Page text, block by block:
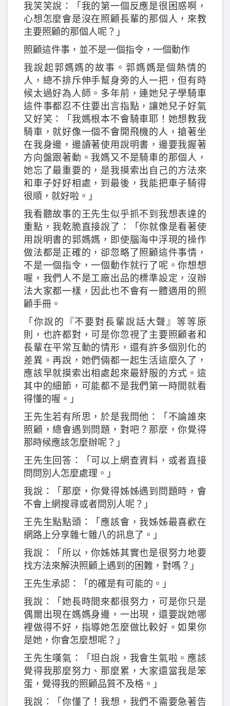
我笑笑說：「我的第一個反應是很困惑啊，
心想怎麼會是沒在照顧長輩的那個人，來教
主要照顧的那個人呢？」
照顧這件事，並不是一個指令，一個動作
我說起郭媽媽的故事。郭媽媽是個熱情的
人，總不排斥伸手幫身旁的人一把，但有時
候太過好為人師。多年前，連她兒子學騎車
這件事都忍不住要出言指點，讓她兒子好氣
又好笑：「我媽根本不會騎車耶！她想教我
騎車，就好像一個不會開飛機的人，搶著坐
在我身邊，邊讀著使用說明書，邊要我握著
方向盤跟著動。我媽又不是騎車的那個人，
她忘了最重要的，是我摸索出自己的方法來
和車子好好相處，到最後，我能把車子騎得
很順，就好啦。」
我看聽故事的王先生似乎抓不到我想表達的
重點，我乾脆直接說了：「你就像是看著使
用說明書的郭媽媽，即使腦海中浮現的操作
做法都是正確的，卻忽略了照顧這件事情，
不是一個指令，一個動作就行了呢。你想想
喔，我們人不是工廠出品的標準設定，沒辦
法大家都一樣，因此也不會有一體適用的照
顧手冊。
「你說的『不要對長輩說話大聲』等等原
則，也許都對，可是你忽視了主要照顧者和
長輩在平常互動的情形，還有許多個別化的
差異。再說，她們倆都一起生活這麼久了，
應該早就摸索出相處起來最舒服的方式。這
其中的細節，可能都不是我們第一時間就看
得懂的喔。」
王先生若有所思，於是我問他：「不論誰來
照顧，總會遇到問題，對吧？那麼，你覺得
那時候應該怎麼辦呢？」
王先生回答：「可以上網查資料，或者直接
問問別人怎麼處理。」
我說：「那麼，你覺得姊姊遇到問題時，會
不會上網搜尋或者問別人呢？」
王先生點點頭：「應該會，我姊姊最喜歡在
網路上分享雜七雜八的訊息了。」
我說：「所以，你姊姊其實也是很努力地要
找方法來解決照顧上遇到的困難，對嗎？」
王先生承認：「的確是有可能的。」
我說：「她長時間來都很努力，可是你只是
偶爾出現在媽媽身邊，一出現，還要說她哪
裡做得不好，指導她怎麼做比較好。如果你
是她，你會怎麼想呢？」
王先生嘆氣：「坦白說，我會生氣啦。應該
覺得我那麼努力、那麼累，大家還當我是笨
蛋，覺得我的照顧品質不及格。」
我說：「你懂了！我想，我們不需要急著告